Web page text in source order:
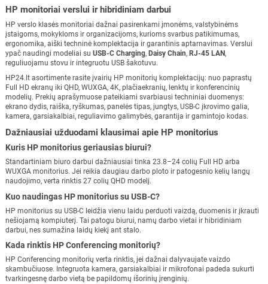
HP monitoriai verslui ir hibridiniam darbui
HP verslo klasės monitoriai dažnai pasirenkami įmonėms, valstybinėms
įstaigoms, mokykloms ir organizacijoms, kurioms svarbus patikimumas,
ergonomika, aiški techninė komplektacija ir garantinis aptarnavimas. Verslui
ypač naudingi modeliai su USB-C Charging, Daisy Chain, RJ-45 LAN,
reguliuojamu stovu ir integruotu USB šakotuvu.
HP24.lt asortimente rasite įvairių HP monitorių komplektacijų: nuo paprastų
Full HD ekranų iki QHD, WUXGA, 4K, plačiaekranių, lenktų ir konferencinių
modelių. Prekių aprašymuose pateikiami svarbiausi techniniai duomenys:
ekrano dydis, raiška, ryškumas, panelės tipas, jungtys, USB-C įkrovimo galia,
kamera, garsiakalbiai, reguliavimo galimybės, garantija ir gamintojo kodas.
Dažniausiai užduodami klausimai apie HP monitorius
Kuris HP monitorius geriausias biurui?
Standartiniam biuro darbui dažniausiai tinka 23.8–24 colių Full HD arba
WUXGA monitorius. Jei reikia daugiau darbo ploto ir patogesnio kelių langų
naudojimo, verta rinktis 27 colių QHD modelį.
Kuo naudingas HP monitorius su USB-C?
HP monitorius su USB-C leidžia vienu laidu perduoti vaizdą, duomenis ir įkrauti
nešiojamą kompiuterį. Tai patogu biurui, namų darbo vietai ir hibridiniam
darbui, nes sumažina laidų kiekį ant stalo.
Kada rinktis HP Conferencing monitorių?
HP Conferencing monitorių verta rinktis, jei dažnai dalyvaujate vaizdo
skambučiuose. Integruota kamera, garsiakalbiai ir mikrofonai padeda sukurti
tvarkingesnę darbo vietą be papildomų išorinių įrenginių.